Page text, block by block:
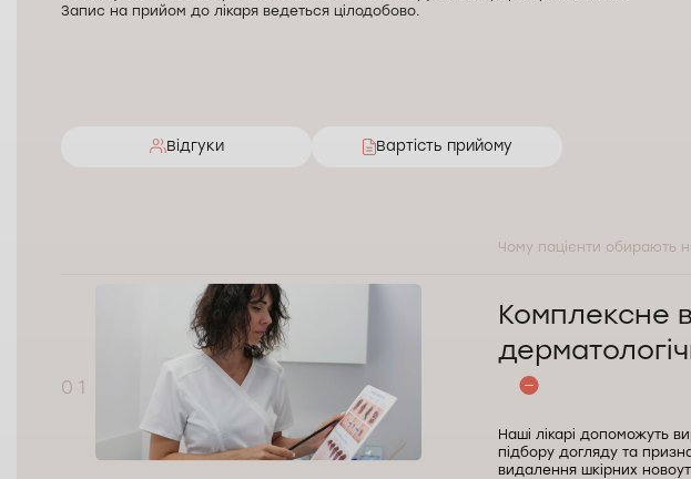
Запис на прийом до лікаря ведеться цілодобово.
Відгуки Вартість прийому
Чому пацієнти обирають
0 1
Комплексне
Наші лікарі допоможуть
підбору догляду та
видалення шкірних